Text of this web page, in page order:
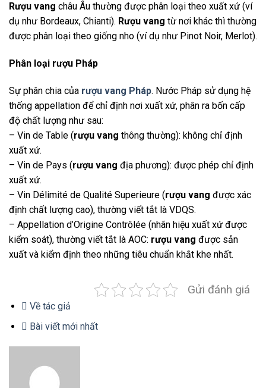
Rượu vang châu Âu thường được phân loại theo xuất xứ (ví
dụ như Bordeaux, Chianti). Rượu vang từ nơi khác thì thường
được phân loại theo giống nho (ví dụ như Pinot Noir, Merlot).
Phân loại rượu Pháp
Sự phân chia của rượu vang Pháp. Nước Pháp sử dụng hệ
thống appellation để chỉ định nơi xuất xứ, phân ra bốn cấp
độ chất lượng như sau:
– Vin de Table (rượu vang thông thường): không chỉ định
xuất xứ.
– Vin de Pays (rượu vang địa phương): được phép chỉ định
xuất xứ.
– Vin Délimité de Qualité Superieure (rượu vang được xác
định chất lượng cao), thường viết tắt là VDQS.
– Appellation d’Origine Contrôlée (nhãn hiệu xuất xứ được
kiểm soát), thường viết tắt là AOC: rượu vang được sản
xuất và kiểm định theo những tiêu chuẩn khắt khe nhất.
Gửi đánh giá
Về tác giả
Bài viết mới nhất